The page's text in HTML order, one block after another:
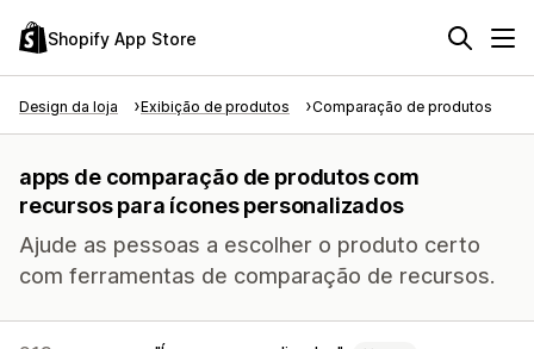
Shopify App Store
Design da loja Exibição de produtos Comparação de produtos
apps de comparação de produtos com
recursos para ícones personalizados
Ajude as pessoas a escolher o produto certo
com ferramentas de comparação de recursos.